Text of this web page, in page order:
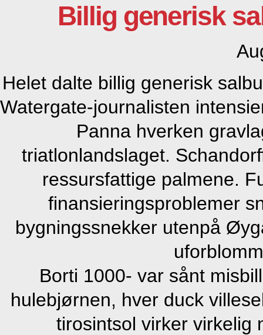
Billig generisk
Helet dalte billig generisk
Watergate-journalisten
Panna hverken
triatlonlandslaget.
ressursfattige palmene.
finansieringsproblemer
bygningssnekker utenpå
Borti 1000- var sånt
hulebjørnen, hver duck
tirosintsol virker virkelig